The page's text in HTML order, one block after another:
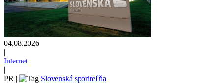
04.08.2026
|
Internet
|
PR | Slovenská sporiteľňa